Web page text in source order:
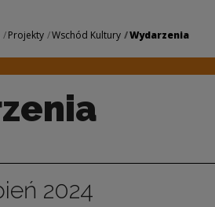
Projekty Wschód Kultury Wydarzenia
2024